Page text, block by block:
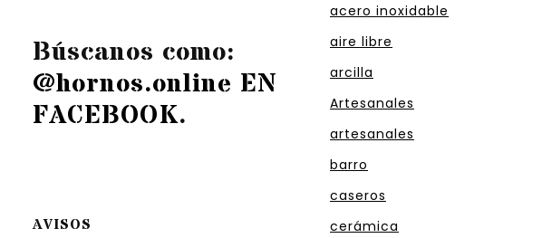
Búscanos como:
@hornos.online EN
FACEBOOK.
AVISOS
acero inoxidable
aire libre
arcilla
Artesanales
artesanales
barro
caseros
cerámica